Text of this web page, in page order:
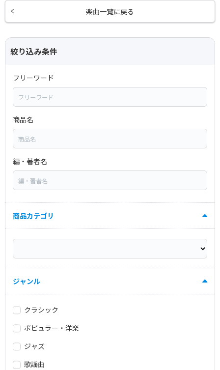
楽曲一覧に戻る
絞り込み条件
フリーワード
商品名
編・著者名
商品カテゴリ
ジャンル
クラシック
ポピュラー・洋楽
ジャズ
歌謡曲